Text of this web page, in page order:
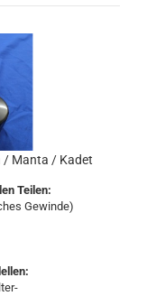
/ Manta / Kadet
Teilen:
Gewinde)